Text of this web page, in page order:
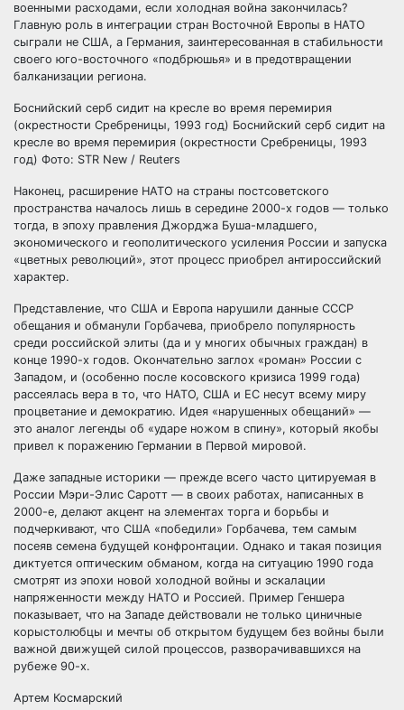
военными расходами, если холодная война закончилась?
Главную роль в интеграции стран Восточной Европы в НАТО
сыграли не США, а Германия, заинтересованная в стабильности
своего юго-восточного «подбрюшья» и в предотвращении
балканизации региона.
Боснийский серб сидит на кресле во время перемирия
(окрестности Сребреницы, 1993 год) Боснийский серб сидит на
кресле во время перемирия (окрестности Сребреницы, 1993
год) Фото: STR New / Reuters
Наконец, расширение НАТО на страны постсоветского
пространства началось лишь в середине 2000-х годов — только
тогда, в эпоху правления Джорджа Буша-младшего,
экономического и геополитического усиления России и запуска
«цветных революций», этот процесс приобрел антироссийский
характер.
Представление, что США и Европа нарушили данные СССР
обещания и обманули Горбачева, приобрело популярность
среди российской элиты (да и у многих обычных граждан) в
конце 1990-х годов. Окончательно заглох «роман» России с
Западом, и (особенно после косовского кризиса 1999 года)
рассеялась вера в то, что НАТО, США и ЕС несут всему миру
процветание и демократию. Идея «нарушенных обещаний» —
это аналог легенды об «ударе ножом в спину», который якобы
привел к поражению Германии в Первой мировой.
Даже западные историки — прежде всего часто цитируемая в
России Мэри-Элис Саротт — в своих работах, написанных в
2000-е, делают акцент на элементах торга и борьбы и
подчеркивают, что США «победили» Горбачева, тем самым
посеяв семена будущей конфронтации. Однако и такая позиция
диктуется оптическим обманом, когда на ситуацию 1990 года
смотрят из эпохи новой холодной войны и эскалации
напряженности между НАТО и Россией. Пример Геншера
показывает, что на Западе действовали не только циничные
корыстолюбцы и мечты об открытом будущем без войны были
важной движущей силой процессов, разворачивавшихся на
рубеже 90-х.
Артем Космарский